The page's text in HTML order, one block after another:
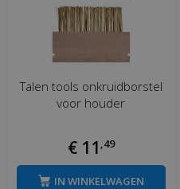
Talen tools onkruidborstel
voor houder
€ 11 49
IN WINKELWAGEN